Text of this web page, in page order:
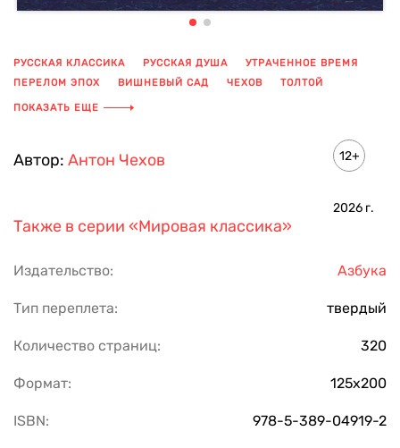
РУССКАЯ КЛАССИКА РУССКАЯ ДУША
УТРАЧЕННОЕ ВРЕМЯ
ПЕРЕЛОМ ЭПОХ
ВИШНЕВЫЙ САД ЧЕХОВ
ТОЛТОЙ
БУНИН
ПЬЕСА ГЛУБОКО
ПОКАЗАТЬ ЕЩЕ
Автор: Антон Чехов 12+
2026 г.
Также в серии «Мировая классика»
Издательство: Азбука
Тип переплета: твердый
Количество страниц: 320
Формат: 125х200
ISBN: 978-5-389-04919-2